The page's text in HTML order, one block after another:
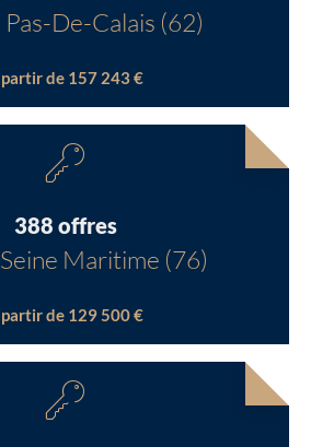
Pas-De-Calais (62)
de 157 243 €
388 offres
Maritime (76)
de 129 500 €